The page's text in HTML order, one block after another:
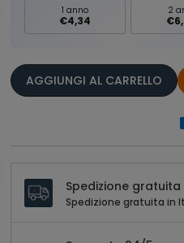
1 anno
€4,34
2
AGGIUNGI AL CARRELLO
Spedizione gratuita
Spedizione gratuita in